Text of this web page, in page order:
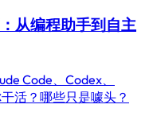
从编程助手到自主
Code、Codex、
活？哪些只是噱头？